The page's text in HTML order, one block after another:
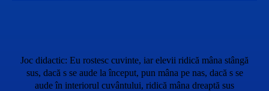
Joc didactic: Eu rostesc cuvinte, iar elevii ridică mâna stângă
sus, dacă s se aude la început, pun mâna pe nas, dacă s se
aude în interiorul cuvântului, ridică mâna dreaptă sus